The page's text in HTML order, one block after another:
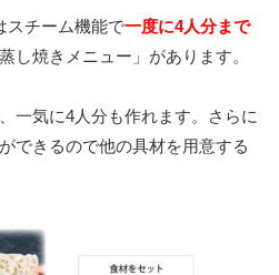
スチーム機能で一度に4人分まで
し焼きメニュー」があります。
一気に4人分も作れます。さらに
できるので他の具材を用意する